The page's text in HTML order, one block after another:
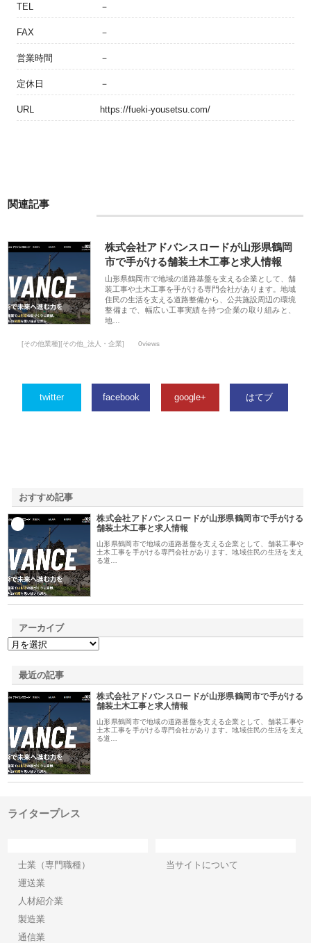
TEL －
FAX －
営業時間 －
定休日 －
URL https://fueki-yousetsu.com/
関連記事
株式会社アドバンスロードが山形県鶴岡
市で手がける舗装土木工事と求人情報
山形県鶴岡市で地域の道路基盤を支える企業として、舗
装工事や土木工事を手がける専門会社があります。地域
住民の生活を支える道路整備から、公共施設周辺の環境
整備まで、幅広い工事実績を持つ企業の取り組みと、
地…
[その他業種][その他_法人・企業] 0views
twitter facebook google+ はてブ
おすすめ記事
株式会社アドバンスロードが山形県鶴岡市で手がける
舗装土木工事と求人情報
山形県鶴岡市で地域の道路基盤を支える企業として、舗装工事や
土木工事を手がける専門会社があります。地域住民の生活を支え
る道…
アーカイブ
最近の記事
株式会社アドバンスロードが山形県鶴岡市で手がける
舗装土木工事と求人情報
山形県鶴岡市で地域の道路基盤を支える企業として、舗装工事や
土木工事を手がける専門会社があります。地域住民の生活を支え
る道…
ライタープレス
士業（専門職種）
運送業
人材紹介業
製造業
通信業
当サイトについて